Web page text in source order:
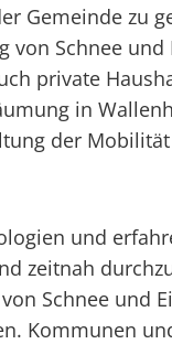
Gemeinde zu
von Schnee
private
in
der
und
zeitnah
Schnee und
Kommunen